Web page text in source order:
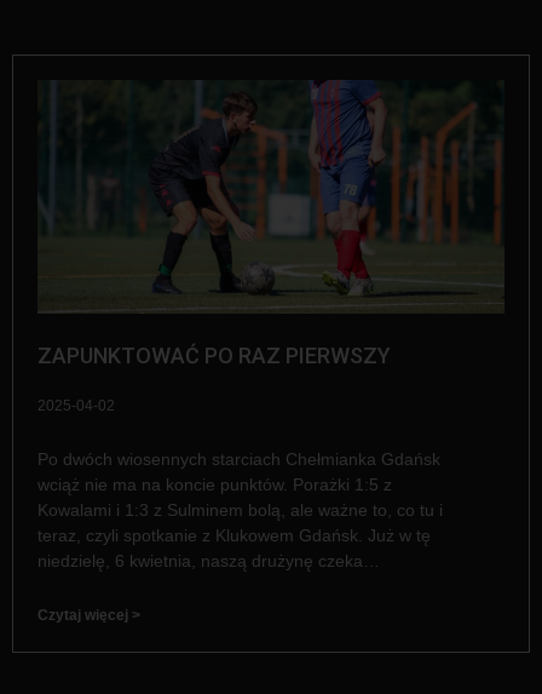
ZAPUNKTOWAĆ PO RAZ PIERWSZY
2025-04-02
Po dwóch wiosennych starciach Chełmianka Gdańsk
wciąż nie ma na koncie punktów. Porażki 1:5 z
Kowalami i 1:3 z Sulminem bolą, ale ważne to, co tu i
teraz, czyli spotkanie z Klukowem Gdańsk. Już w tę
niedzielę, 6 kwietnia, naszą drużynę czeka…
Czytaj więcej >